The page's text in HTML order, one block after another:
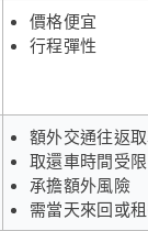
價格便宜
行程彈性
額外交通往返
取還車時間受限
承擔額外風險
需當天來回或